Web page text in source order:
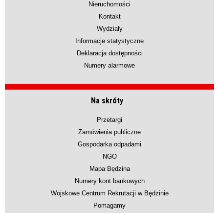
Nieruchomości
Kontakt
Wydziały
Informacje statystyczne
Deklaracja dostępności
Numery alarmowe
Na skróty
Przetargi
Zamówienia publiczne
Gospodarka odpadami
NGO
Mapa Będzina
Numery kont bankowych
Wojskowe Centrum Rekrutacji w Będzinie
Pomagamy